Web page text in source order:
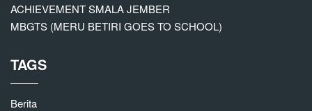
ACHIEVEMENT SMALA JEMBER
MBGTS (MERU BETIRI GOES TO SCHOOL)
TAGS
Berita